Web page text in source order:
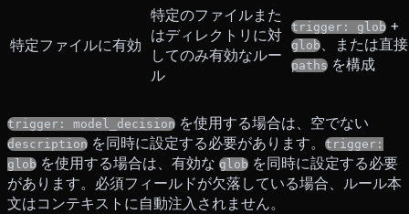
特定ファイルに有効
特定のファイルまた
はディレクトリに対
してのみ有効なルー
ル
trigger: glob +
glob、または直接
paths を構成
trigger: model_decision を使用する場合は、空でない
description を同時に設定する必要があります。
trigger:
glob を使用する場合は、有効な glob を同時に設定する必要
があります。必須フィールドが欠落している場合、ルール本
文はコンテキストに自動注入されません。